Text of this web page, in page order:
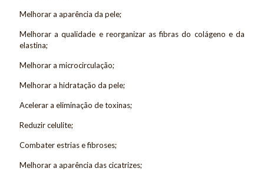
Melhorar a aparência da pele;
Melhorar a qualidade e reorganizar as fibras do colágeno e da
elastina;
Melhorar a microcirculação;
Melhorar a hidratação da pele;
Acelerar a eliminação de toxinas;
Reduzir celulite;
Combater estrias e fibroses;
Melhorar a aparência das cicatrizes;